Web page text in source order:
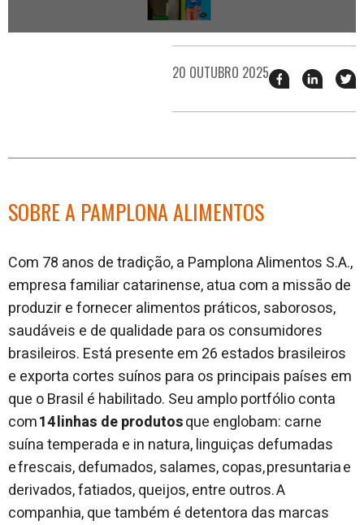
20 OUTUBRO 2025 Compartilhar
esse
no
esse
no
SOBRE A PAMPLONA ALIMENTOS
Com 78 anos de tradição, a Pamplona Alimentos S.A.,
empresa familiar catarinense, atua com a missão de
produzir e fornecer alimentos práticos, saborosos,
saudáveis e de qualidade para os consumidores
brasileiros. Está presente em 26 estados brasileiros
e exporta cortes suínos para os principais países em
que o Brasil é habilitado. Seu amplo portfólio conta
com14 linhas de produtosque englobam: carne
suína temperada e in natura, linguiças defumadas
e frescais, defumados, salames, copas, presuntaria e
derivados, fatiados, queijos, entre outros. A
companhia, que também é detentora das marcas